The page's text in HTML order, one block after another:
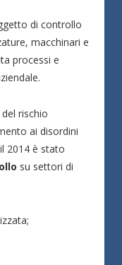
di controllo
macchinari e
processi e
rischio
ai disordini
2014 è stato
su settori di